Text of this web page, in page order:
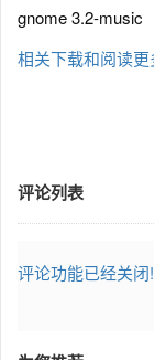
gnome 3.2-music
相关下载和阅读
评论列表
评论功能已经关闭!